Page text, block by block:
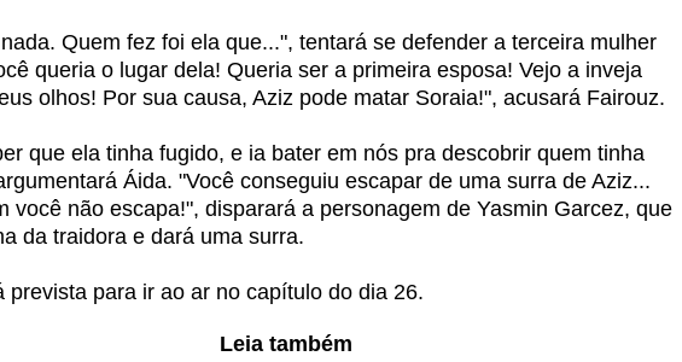
Quem fez foi ela que...", tentará se defender a terceira mulher
queria o lugar dela! Queria ser a primeira esposa! Vejo a inveja
olhos! Por sua causa, Aziz pode matar Soraia!", acusará Fairouz.
que ela tinha fugido, e ia bater em nós pra descobrir quem tinha
Áida. "Você conseguiu escapar de uma surra de Aziz...
você não escapa!", disparará a personagem de Yasmin Garcez, que
da traidora e dará uma surra.
prevista para ir ao ar no capítulo do dia 26.
Leia também